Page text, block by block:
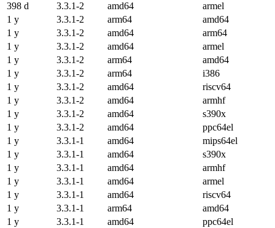
398 d
3.3.1-2 amd64
armel
1 y
3.3.1-2 arm64
amd64
1 y
3.3.1-2 amd64
arm64
1 y
3.3.1-2 amd64
armel
1 y
3.3.1-2 arm64
amd64
1 y
3.3.1-2 arm64
i386
1 y
3.3.1-2 amd64
riscv64
1 y
3.3.1-2 amd64
armhf
1 y
3.3.1-2 amd64
s390x
1 y
3.3.1-2 amd64
ppc64el
1 y
3.3.1-1 amd64
mips64el
1 y
3.3.1-1 amd64
s390x
1 y
3.3.1-1 amd64
armhf
1 y
3.3.1-1 amd64
armel
1 y
3.3.1-1 amd64
riscv64
1 y
3.3.1-1 arm64
amd64
1 y
3.3.1-1 amd64
ppc64el